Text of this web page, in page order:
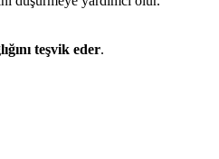
teşvik eder.